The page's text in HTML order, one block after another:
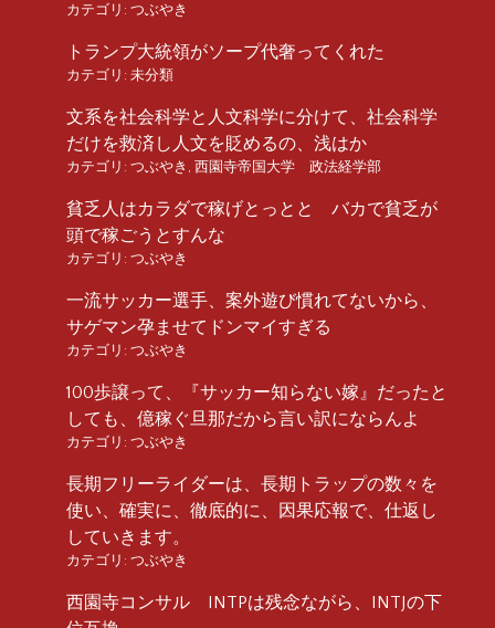
カテゴリ: つぶやき
トランプ大統領がソープ代奢ってくれた
カテゴリ: 未分類
文系を社会科学と人文科学に分けて、社会科学
だけを救済し人文を貶めるの、浅はか
カテゴリ: つぶやき 西園寺帝国大学 政法経学部
貧乏人はカラダで稼げとっとと バカで貧乏が
頭で稼ごうとすんな
カテゴリ: つぶやき
一流サッカー選手、案外遊び慣れてないから、
サゲマン孕ませてドンマイすぎる
カテゴリ: つぶやき
100歩譲って、『サッカー知らない嫁』だったと
しても、億稼ぐ旦那だから言い訳にならんよ
カテゴリ: つぶやき
長期フリーライダーは、長期トラップの数々を
使い、確実に、徹底的に、因果応報で、仕返し
していきます。
カテゴリ: つぶやき
西園寺コンサル INTPは残念ながら、INTJの下